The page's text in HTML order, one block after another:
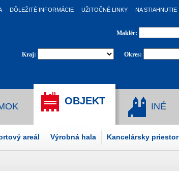
DÔLEŽITÉ INFORMÁCIE UŽITOČNÉ LINKY NA STIAHNUTIE
Maklér:
Okres:
Kraj:
OBJEKT INÉ
areál Výrobná hala Kancelársky priestor